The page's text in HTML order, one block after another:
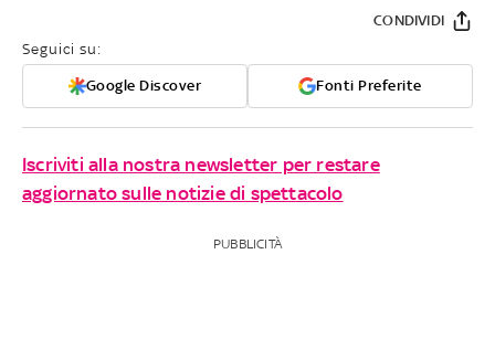
Seguici su:
Google Discover Fonti Preferite
CONDIVIDI
Iscriviti alla nostra newsletter per restare
aggiornato sulle notizie di spettacolo
PUBBLICITÀ